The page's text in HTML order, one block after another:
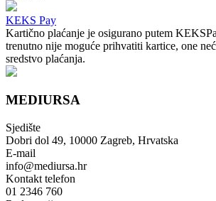
KEKS Pay
Kartično plaćanje je osigurano putem
trenutno nije moguće prihvatiti kartice, one
sredstvo plaćanja.
MEDIURSA
Sjedište
Dobri dol 49, 10000 Zagreb, Hrvatska
E-mail
info@mediursa.hr
Kontakt telefon
01 2346 760